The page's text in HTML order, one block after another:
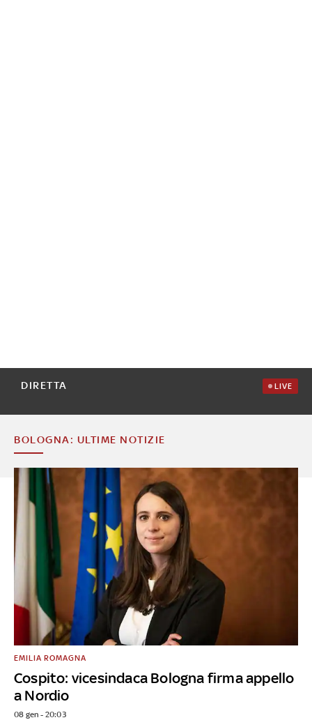
DIRETTA LIVE
BOLOGNA: ULTIME NOTIZIE
Cospito: vicesindaca Bologna firma appello
a Nordio
EMILIA ROMAGNA
08 gen - 20:03